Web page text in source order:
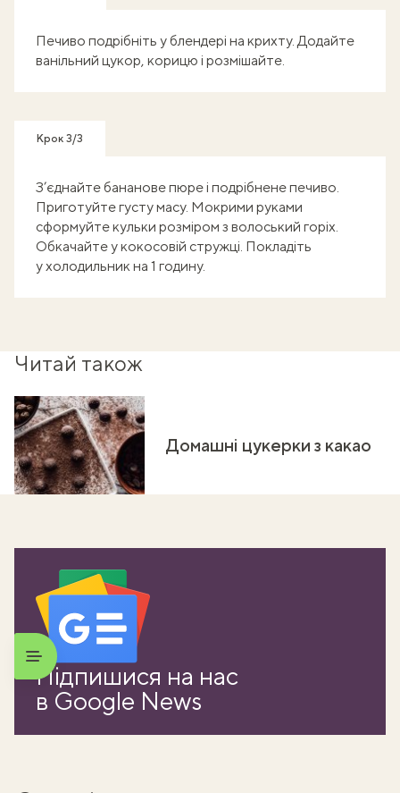
Печиво подрібніть у блендері на крихту. Додайте
ванільний цукор, корицю і розмішайте.
Крок 3/3
З’єднайте бананове пюре і подрібнене печиво.
Приготуйте густу масу. Мокрими руками
сформуйте кульки розміром з волоський горіх.
Обкачайте у кокосовій стружці. Покладіть
у холодильник на 1 годину.
Читай також
Домашні цукерки з какао
Підпишися на нас
в Google News